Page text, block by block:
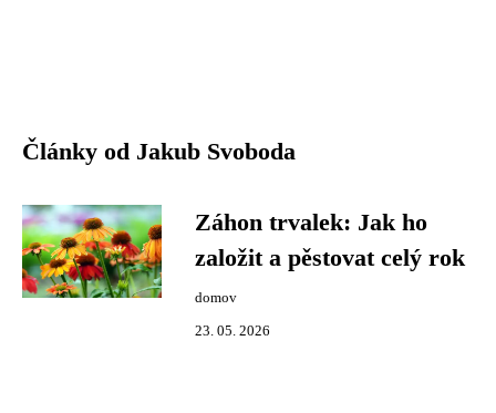
Články od Jakub Svoboda
Záhon trvalek: Jak ho
založit a pěstovat celý rok
domov
23. 05. 2026